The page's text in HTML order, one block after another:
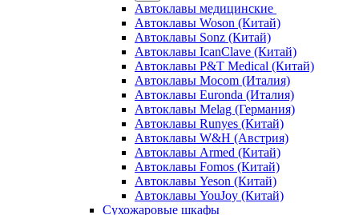
Автоклавы медицинские
Автоклавы Woson (Китай)
Автоклавы Sonz (Китай)
Автоклавы IcanClave (Китай)
Автоклавы P&T Medical (Китай)
Автоклавы Mocom (Италия)
Автоклавы Euronda (Италия)
Автоклавы Melag (Германия)
Автоклавы Runyes (Китай)
Автоклавы W&H (Австрия)
Автоклавы Armed (Китай)
Автоклавы Fomos (Китай)
Автоклавы Yeson (Китай)
Автоклавы YouJoy (Китай)
Сухожаровые шкафы